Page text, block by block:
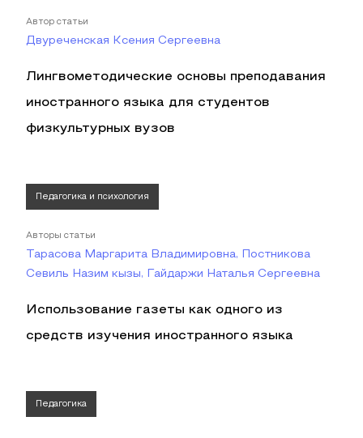
Автор статьи
Двуреченская Ксения Сергеевна
Лингвометодические основы преподавания
иностранного языка для студентов
физкультурных вузов
Педагогика и психология
Авторы статьи
Тарасова Маргарита Владимировна, Постникова
Севиль Назим кызы, Гайдаржи Наталья Сергеевна
Использование газеты как одного из
средств изучения иностранного языка
Педагогика